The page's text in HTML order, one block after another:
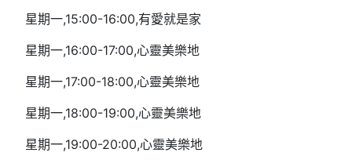
星期一,15:00-16:00,有愛就是家
星期一,16:00-17:00,心靈美樂地
星期一,17:00-18:00,心靈美樂地
星期一,18:00-19:00,心靈美樂地
星期一,19:00-20:00,心靈美樂地